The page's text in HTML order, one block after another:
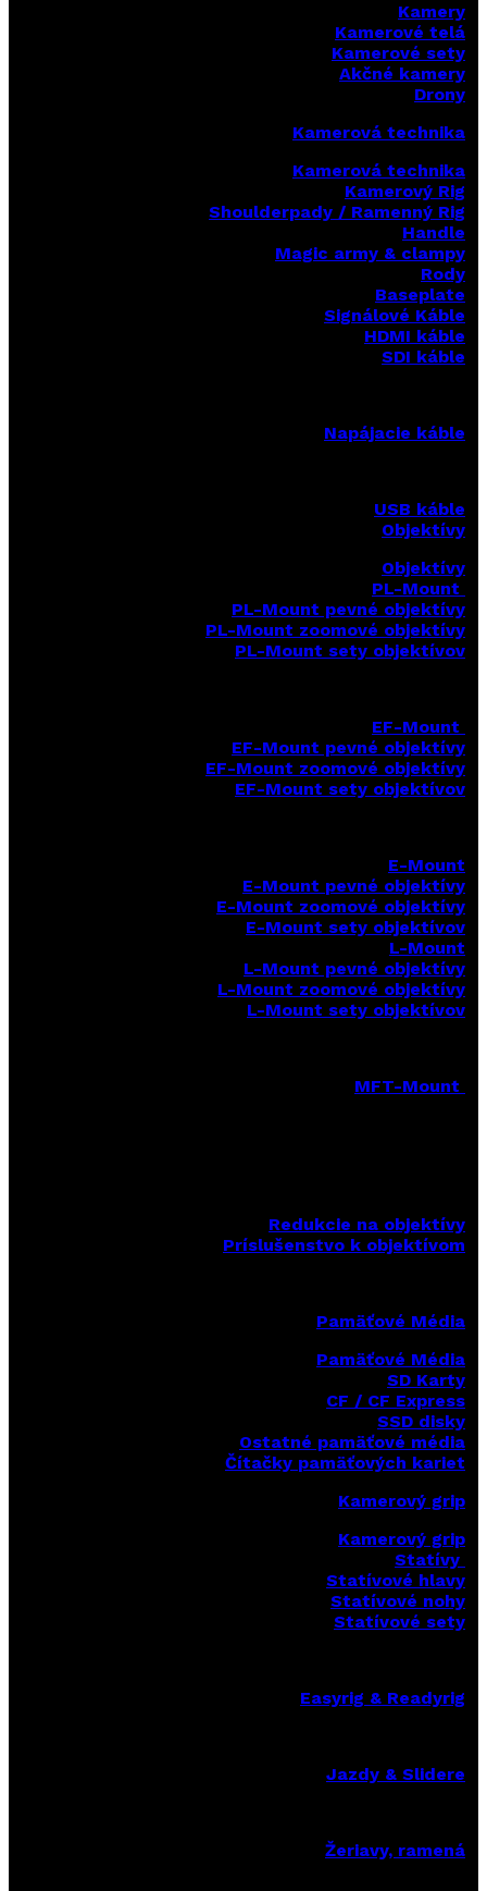
Kamery
Kamerové telá
Kamerové sety
Akčné kamery
Drony
Kamerová technika
Kamerová technika
Kamerový Rig
Shoulderpady / Ramenný Rig
Handle
Magic army & clampy
Rody
Baseplate
Signálové Káble
HDMI káble
SDI káble
Napájacie káble
USB káble
Objektívy
Objektívy
PL-Mount
PL-Mount pevné objektívy
PL-Mount zoomové objektívy
PL-Mount sety objektívov
EF-Mount
EF-Mount pevné objektívy
EF-Mount zoomové objektívy
EF-Mount sety objektívov
E-Mount
E-Mount pevné objektívy
E-Mount zoomové objektívy
E-Mount sety objektívov
L-Mount
L-Mount pevné objektívy
L-Mount zoomové objektívy
L-Mount sety objektívov
MFT-Mount
Redukcie na objektívy
Príslušenstvo k objektívom
Pamäťové Média
Pamäťové Média
SD Karty
CF / CF Express
SSD disky
Ostatné pamäťové média
Čítačky pamäťových kariet
Kamerový grip
Kamerový grip
Statívy
Statívové hlavy
Statívové nohy
Statívové sety
Easyrig & Readyrig
Jazdy & Slidere
Žeriavy, ramená